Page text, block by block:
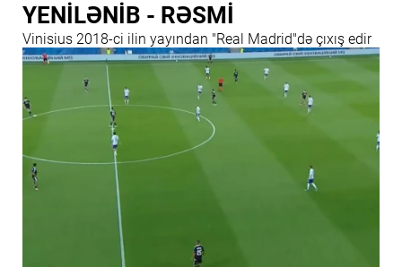
YENİLƏNİB - RƏSMİ
Vinisius 2018-ci ilin yayından "Real Madrid"də çıxış edir